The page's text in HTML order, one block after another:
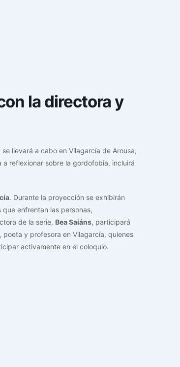
la directora y
llevará a cabo en Vilagarcía de Arousa,
reflexionar sobre la gordofobia, incluirá
. Durante la proyección se exhibirán
enfrentan las personas,
de la serie, Bea Saiáns, participará
, poeta y profesora en Vilagarcía, quienes
activamente en el coloquio.